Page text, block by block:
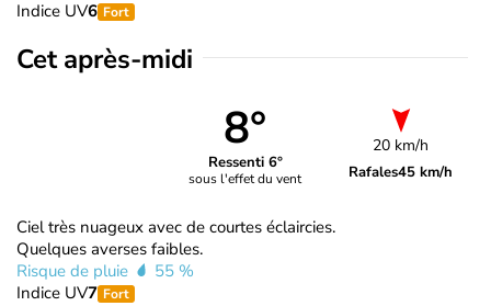
Indice UV6 Fort
Cet après-midi
8°
Ressenti 6°
sous l'effet du vent
20 km/h
Rafales45 km/h
Ciel très nuageux avec de courtes éclaircies.
Quelques averses faibles.
Risque de pluie
55 %
Indice UV7 Fort